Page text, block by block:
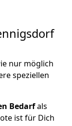
nur möglich
speziellen
Bedarfals
ist für Dich